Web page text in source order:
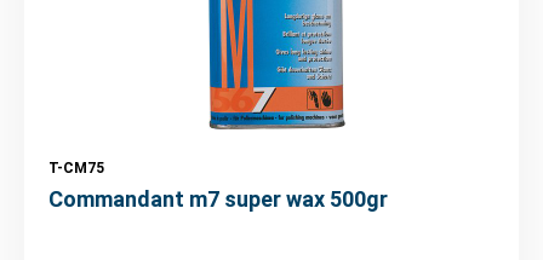
T-CM75
Commandant m7 super wax 500gr